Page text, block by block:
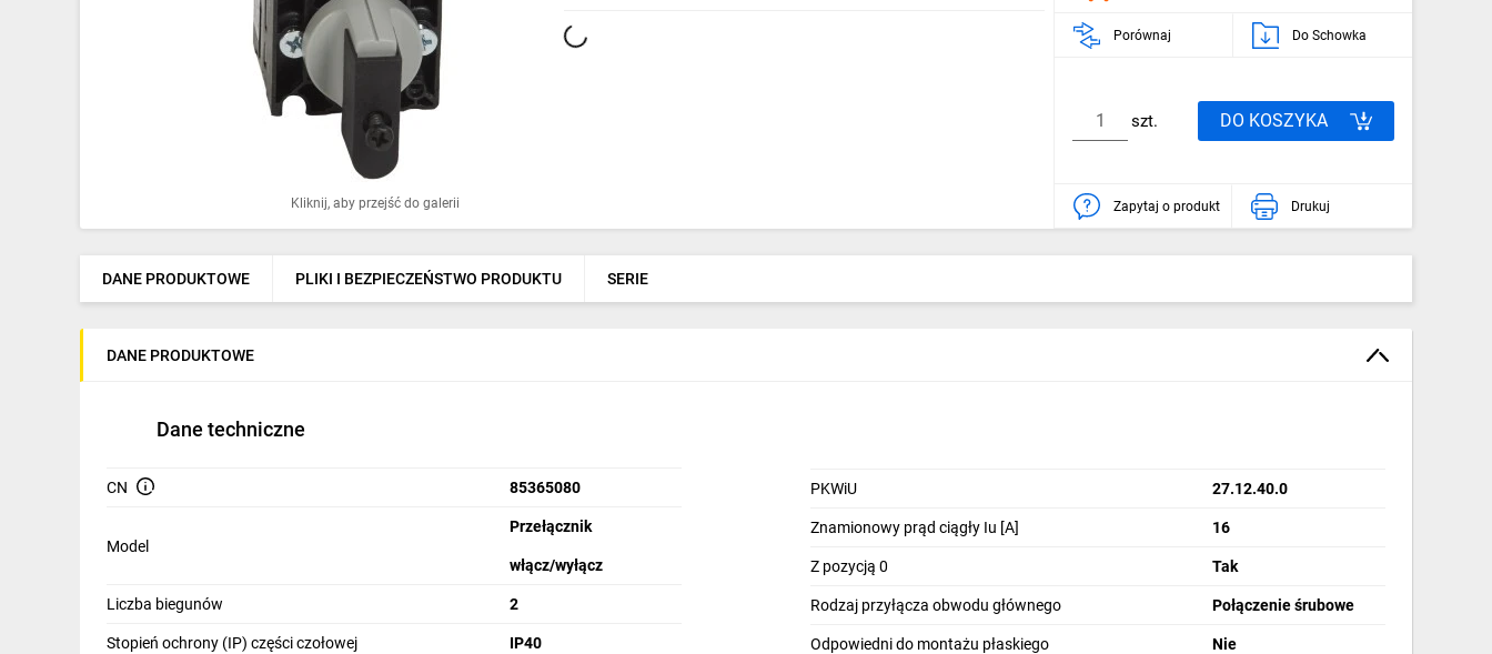
Ogrzewanie
Elektronarzędzia i mierniki
Dom i ogród
Klimatyzacja
Odzież ochronna i BHP
Kliknij, aby przejść do galerii
Porównaj Do Schowka
szt. DO KOSZYKA
Zapytaj o produkt Drukuj
DANE PRODUKTOWE PLIKI I BEZPIECZEŃSTWO PRODUKTU SERIE
DANE PRODUKTOWE
Dane techniczne
CN 85365080
Model
Przełącznik
włącz/wyłącz
Liczba biegunów 2
Stopień ochrony (IP) części czołowej IP40
PKWiU 27.12.40.0
Znamionowy prąd ciągły Iu [A] 16
Z pozycją 0 Tak
Rodzaj przyłącza obwodu głównego Połączenie śrubowe
Odpowiedni do montażu płaskiego Nie